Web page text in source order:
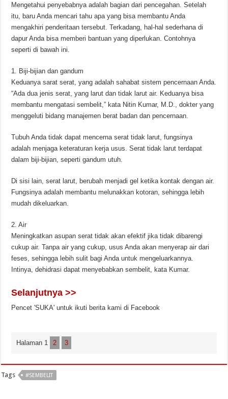
Mengetahui penyebabnya adalah bagian dari pencegahan. Setelah
itu, baru Anda mencari tahu apa yang bisa membantu Anda
mengakhiri penderitaan tersebut. Terkadang, hal-hal sederhana di
dapur Anda bisa memberi bantuan yang diperlukan. Contohnya
seperti di bawah ini.
1. Biji-bijian dan gandum
Keduanya sarat serat, yang adalah sahabat sistem pencernaan Anda.
“Ada dua jenis serat, yang larut dan tidak larut air. Keduanya bisa
membantu mengatasi sembelit,” kata Nitin Kumar, M.D., dokter yang
menggeluti bidang manajemen berat badan dan pencernaan.
Tubuh Anda tidak dapat mencerna serat tidak larut, fungsinya
adalah menjaga keteraturan kerja usus. Serat tidak larut terdapat
dalam biji-bijian, seperti gandum utuh.
Di sisi lain, serat larut, berubah menjadi gel ketika kontak dengan air.
Fungsinya adalah membantu melunakkan kotoran, sehingga lebih
mudah dikeluarkan.
2. Air
Meningkatkan asupan serat tidak akan efektif jika tidak dibarengi
cukup air. Tanpa air yang cukup, usus Anda akan menyerap air dari
feses, sehingga lebih sulit bagi Anda untuk mengeluarkannya.
Intinya, dehidrasi dapat menyebabkan sembelit, kata Kumar.
Selanjutnya >>
Pencet 'SUKA' untuk ikuti berita kami di Facebook
Halaman 1 2 3
Tags #SEMBELIT